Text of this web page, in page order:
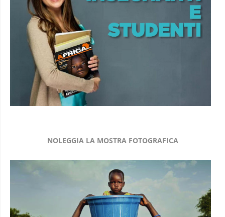
NOLEGGIA LA MOSTRA FOTOGRAFICA